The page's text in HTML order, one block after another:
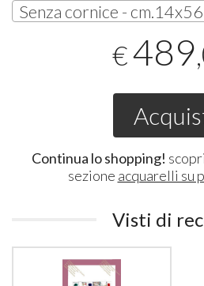
Senza cornice -
€489
Continua lo shopping!
sezione acquarelli su
Visti di